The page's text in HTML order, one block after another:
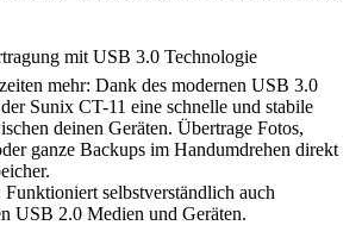
mit USB 3.0 Technologie
mehr: Dank des modernen USB 3.0
Sunix CT-11 eine schnelle und stabile
deinen Geräten. Übertrage Fotos,
ganze Backups im Handumdrehen direkt
selbstverständlich auch
USB 2.0 Medien und Geräten.